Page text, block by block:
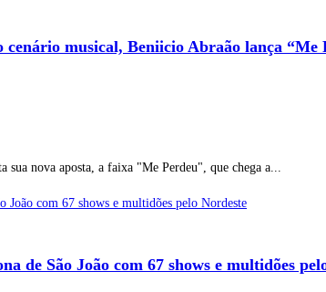
cenário musical, Beniicio Abraão lança “Me
sua nova aposta, a faixa "Me Perdeu", que chega a...
de São João com 67 shows e multidões